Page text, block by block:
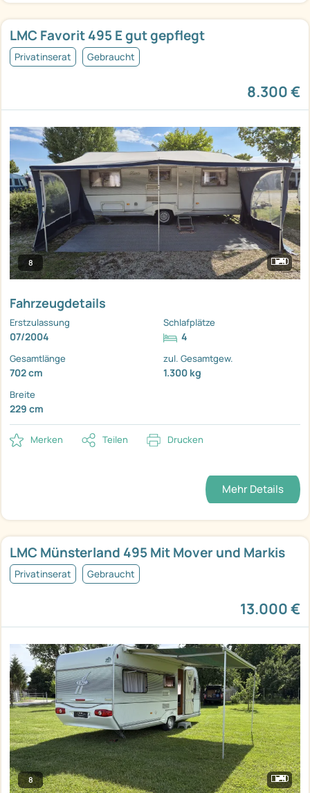
LMC Favorit 495 E gut gepflegt
Privatinserat Gebraucht
8.300 €
8
Fahrzeugdetails
Erstzulassung
07/2004
Schlafplätze
4
Gesamtlänge
702 cm
zul. Gesamtgew.
1.300 kg
Breite
229 cm
Merken Teilen Drucken
Mehr Details
LMC Münsterland 495 Mit Mover und Markis
Privatinserat Gebraucht
13.000 €
8